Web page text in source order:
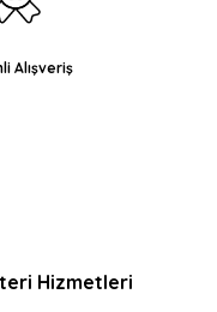
Alışveriş
Hizmetleri